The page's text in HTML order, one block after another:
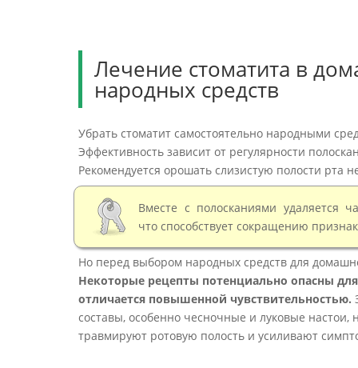
Лечение стоматита в
народных средств
Убрать стоматит самостоятельно народными
Эффективность зависит от регулярности
Рекомендуется орошать слизистую полости рта
Вместе с полосканиями удаляется
что способствует сокращению
Но перед выбором народных средств для
Некоторые рецепты потенциально опасны
отличается повышенной чувствительностью.
составы, особенно чесночные и луковые
травмируют ротовую полость и усиливают